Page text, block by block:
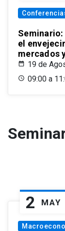
Seminario:
el
mercados
19 de
09:00 a
2 MAY